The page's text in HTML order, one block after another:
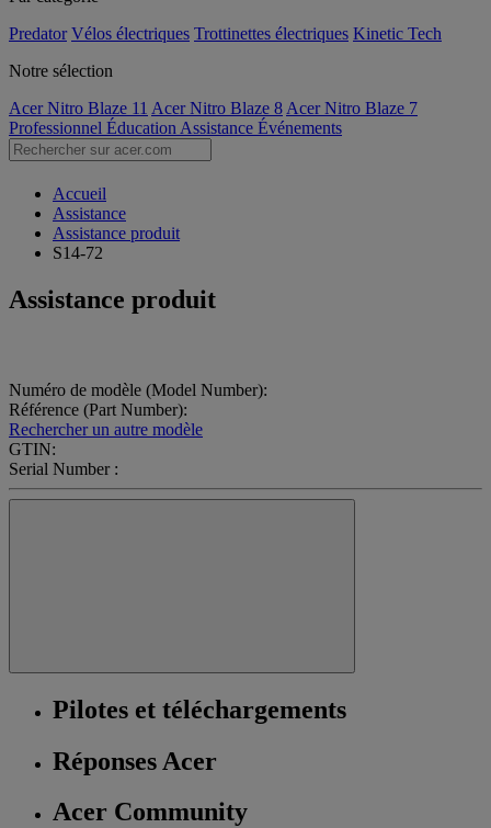
Predator Vélos électriques Trottinettes électriques Kinetic Tech
Notre sélection
Acer Nitro Blaze 11 Acer Nitro Blaze 8 Acer Nitro Blaze 7
Professionnel Éducation Assistance Événements
Accueil
Assistance
Assistance produit
S14-72
Assistance produit
Numéro de modèle (Model Number):
Référence (Part Number):
Rechercher un autre modèle
GTIN:
Serial Number :
Pilotes et téléchargements
Réponses Acer
Acer Community